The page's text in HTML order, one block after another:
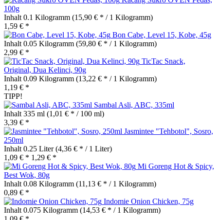
100g
Inhalt 0.1 Kilogramm (15,90 € * / 1 Kilogramm)
1,59 € *
Bon Cabe, Level 15, Kobe, 45g
Inhalt 0.05 Kilogramm (59,80 € * / 1 Kilogramm)
2,99 € *
TicTac Snack,
Original, Dua Kelinci, 90g
Inhalt 0.09 Kilogramm (13,22 € * / 1 Kilogramm)
1,19 € *
TIPP!
Sambal Asli, ABC, 335ml
Inhalt 335 ml (1,01 € * / 100 ml)
3,39 € *
Jasmintee "Tehbotol", Sosro,
250ml
Inhalt 0.25 Liter(4,36 € * / 1 Liter)
1,09 € * 1,29 € *
Mi Goreng Hot & Spicy,
Best Wok, 80g
Inhalt 0.08 Kilogramm (11,13 € * / 1 Kilogramm)
0,89 € *
Indomie Onion Chicken, 75g
Inhalt 0.075 Kilogramm (14,53 € * / 1 Kilogramm)